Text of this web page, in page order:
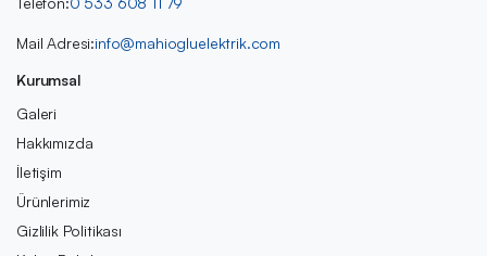
Mail Adresi:info@mahiogluelektrik.com
Kurumsal
Galeri
Hakkımızda
İletişim
Ürünlerimiz
Gizlilik Politikası